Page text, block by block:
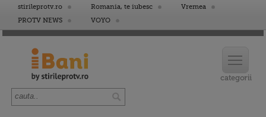
stirileprotv.ro Romania, te iubesc
Vremea
PROTV NEWS
VOYO